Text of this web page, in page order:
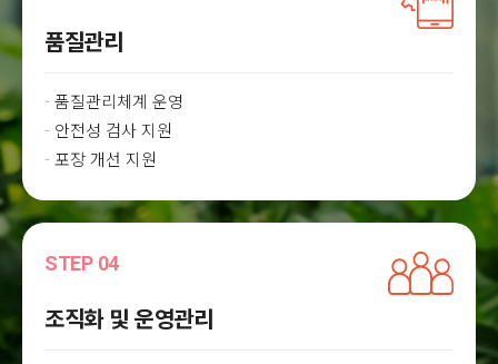
품질관리
품질관리체계 운영
안전성 검사 지원
포장 개선 지원
STEP 04
조직화 및 운영관리